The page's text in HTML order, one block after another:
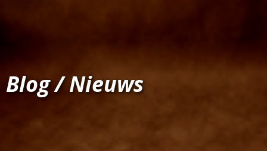
Blog / Nieuws